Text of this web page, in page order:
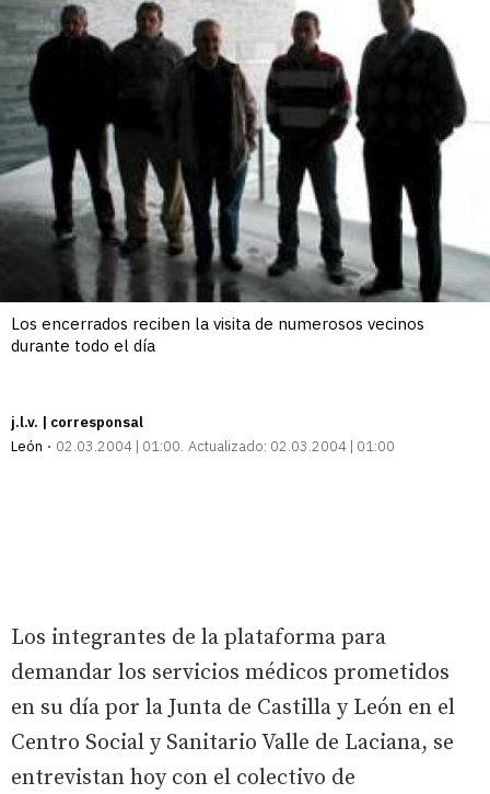
Los encerrados reciben la visita de numerosos vecinos
durante todo el día
j.l.v. | corresponsal
León
02.03.2004 | 01:00 Actualizado: 02.03.2004 | 01:00
Los integrantes de la plataforma para
demandar los servicios médicos prometidos
en su día por la Junta de Castilla y León en el
Centro Social y Sanitario Valle de Laciana, se
entrevistan hoy con el colectivo de